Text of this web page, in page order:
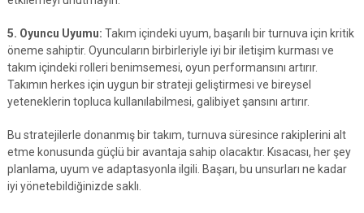
5. Oyuncu Uyumu: Takım içindeki uyum, başarılı bir turnuva için kritik
öneme sahiptir. Oyuncuların birbirleriyle iyi bir iletişim kurması ve
takım içindeki rolleri benimsemesi, oyun performansını artırır.
Takımın herkes için uygun bir strateji geliştirmesi ve bireysel
yeteneklerin topluca kullanılabilmesi, galibiyet şansını artırır.
Bu stratejilerle donanmış bir takım, turnuva süresince rakiplerini alt
etme konusunda güçlü bir avantaja sahip olacaktır. Kısacası, her şey
planlama, uyum ve adaptasyonla ilgili. Başarı, bu unsurları ne kadar
iyi yönetebildiğinizde saklı.